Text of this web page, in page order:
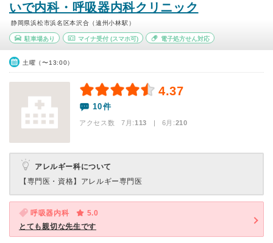
いで内科・呼吸器内科クリニック
静岡県浜松市浜名区本沢合（遠州小林駅）
駐車場あり マイナ受付(スマホ可) 電子処方せん対応
土曜（〜13:00）
4.37
10件
アクセス数 7月:113 | 6月:210
アレルギー科について
【専門医・資格】 アレルギー専門医
呼吸器内科
5.0
とても親切な先生です